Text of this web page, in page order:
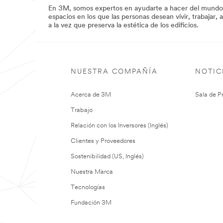
/3M/es_ES/p/c/materiales-
de-
construccion/i/energia/
***
url**
para-
electronica/i/energia/
**Site
area
FilmsFoils_SiteArea
url**
/3M/es_ES/p/c/laminas-
y-
**Site
En 3M, somos expertos en ayudarte a hacer del
espacios en los que las personas desean vivir,
a la vez que preserva la estética de los edificios.
NUESTRA COMPAÑÍA
Acerca de 3M
Trabajo
Relación con los Inversores (Inglés)
Clientes y Proveedores
Sostenibilidad (US, Inglés)
Nuestra Marca
Tecnologías
Fundación 3M
Sala de